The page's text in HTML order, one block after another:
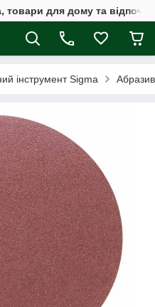
товари для дому та
інструмент Sigma